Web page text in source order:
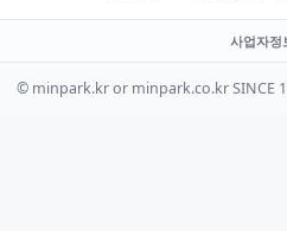
사업자정
© minpark.kr or minpark.co.kr SINCE